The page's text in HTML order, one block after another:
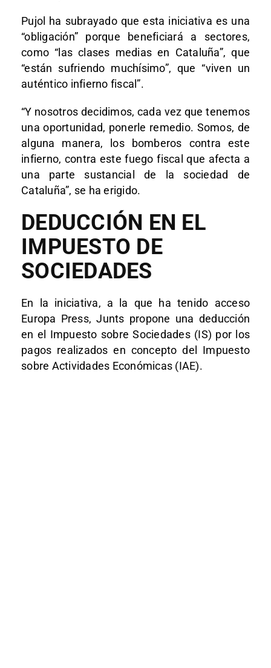
Pujol ha subrayado que esta iniciativa es una
“obligación” porque beneficiará a sectores,
como “las clases medias en Cataluña”, que
“están sufriendo muchísimo”, que “viven un
auténtico infierno fiscal”.
“Y nosotros decidimos, cada vez que tenemos
una oportunidad, ponerle remedio. Somos, de
alguna manera, los bomberos contra este
infierno, contra este fuego fiscal que afecta a
una parte sustancial de la sociedad de
Cataluña”, se ha erigido.
DEDUCCIÓN EN EL
IMPUESTO DE
SOCIEDADES
En la iniciativa, a la que ha tenido acceso
Europa Press, Junts propone una deducción
en el Impuesto sobre Sociedades (IS) por los
pagos realizados en concepto del Impuesto
sobre Actividades Económicas (IAE).